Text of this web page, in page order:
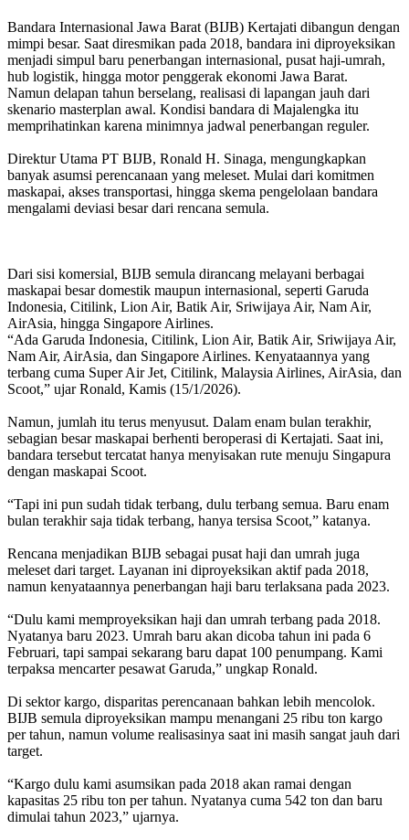
Bandara Internasional Jawa Barat (BIJB) Kertajati dibangun dengan
mimpi besar. Saat diresmikan pada 2018, bandara ini diproyeksikan
menjadi simpul baru penerbangan internasional, pusat haji-umrah,
hub logistik, hingga motor penggerak ekonomi Jawa Barat.
Namun delapan tahun berselang, realisasi di lapangan jauh dari
skenario masterplan awal. Kondisi bandara di Majalengka itu
memprihatinkan karena minimnya jadwal penerbangan reguler.
Direktur Utama PT BIJB, Ronald H. Sinaga, mengungkapkan
banyak asumsi perencanaan yang meleset. Mulai dari komitmen
maskapai, akses transportasi, hingga skema pengelolaan bandara
mengalami deviasi besar dari rencana semula.
Dari sisi komersial, BIJB semula dirancang melayani berbagai
maskapai besar domestik maupun internasional, seperti Garuda
Indonesia, Citilink, Lion Air, Batik Air, Sriwijaya Air, Nam Air,
AirAsia, hingga Singapore Airlines.
“Ada Garuda Indonesia, Citilink, Lion Air, Batik Air, Sriwijaya Air,
Nam Air, AirAsia, dan Singapore Airlines. Kenyataannya yang
terbang cuma Super Air Jet, Citilink, Malaysia Airlines, AirAsia, dan
Scoot,” ujar Ronald, Kamis (15/1/2026).
Namun, jumlah itu terus menyusut. Dalam enam bulan terakhir,
sebagian besar maskapai berhenti beroperasi di Kertajati. Saat ini,
bandara tersebut tercatat hanya menyisakan rute menuju Singapura
dengan maskapai Scoot.
“Tapi ini pun sudah tidak terbang, dulu terbang semua. Baru enam
bulan terakhir saja tidak terbang, hanya tersisa Scoot,” katanya.
Rencana menjadikan BIJB sebagai pusat haji dan umrah juga
meleset dari target. Layanan ini diproyeksikan aktif pada 2018,
namun kenyataannya penerbangan haji baru terlaksana pada 2023.
“Dulu kami memproyeksikan haji dan umrah terbang pada 2018.
Nyatanya baru 2023. Umrah baru akan dicoba tahun ini pada 6
Februari, tapi sampai sekarang baru dapat 100 penumpang. Kami
terpaksa mencarter pesawat Garuda,” ungkap Ronald.
Di sektor kargo, disparitas perencanaan bahkan lebih mencolok.
BIJB semula diproyeksikan mampu menangani 25 ribu ton kargo
per tahun, namun volume realisasinya saat ini masih sangat jauh dari
target.
“Kargo dulu kami asumsikan pada 2018 akan ramai dengan
kapasitas 25 ribu ton per tahun. Nyatanya cuma 542 ton dan baru
dimulai tahun 2023,” ujarnya.